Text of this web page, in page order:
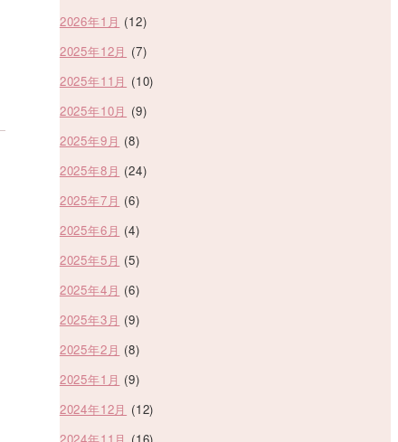
2026年1月 (12)
2025年12月 (7)
2025年11月 (10)
2025年10月 (9)
2025年9月 (8)
2025年8月 (24)
2025年7月 (6)
2025年6月 (4)
2025年5月 (5)
2025年4月 (6)
2025年3月 (9)
2025年2月 (8)
2025年1月 (9)
2024年12月 (12)